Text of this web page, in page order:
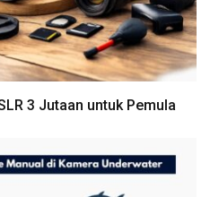
3 Jutaan untuk Pemula